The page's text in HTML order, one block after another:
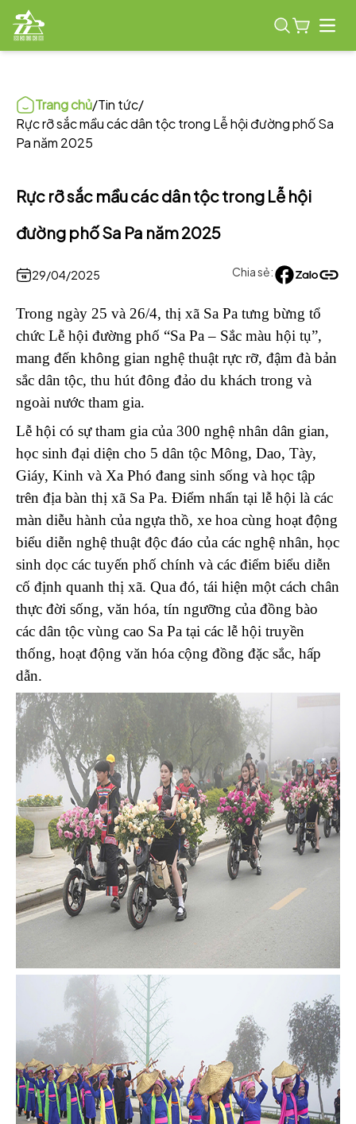
Trang chủ/Tin tức/
Rực rỡ sắc mầu các dân tộc trong Lễ hội đường phố Sa
Pa năm 2025
Rực rỡ sắc mầu các dân tộc trong Lễ hội
đường phố Sa Pa năm 2025
29/04/2025 Chia sẻ:
Trong ngày 25 và 26/4, thị xã Sa Pa tưng bừng tổ
chức Lễ hội đường phố “Sa Pa – Sắc màu hội tụ”,
mang đến không gian nghệ thuật rực rỡ, đậm đà bản
sắc dân tộc, thu hút đông đảo du khách trong và
ngoài nước tham gia.
Lễ hội có sự tham gia của 300 nghệ nhân dân gian,
học sinh đại diện cho 5 dân tộc Mông, Dao, Tày,
Giáy, Kinh và Xa Phó đang sinh sống và học tập
trên địa bàn thị xã Sa Pa. Điểm nhấn tại lễ hội là các
màn diễu hành của ngựa thồ, xe hoa cùng hoạt động
biểu diễn nghệ thuật độc đáo của các nghệ nhân, học
sinh dọc các tuyến phố chính và các điểm biểu diễn
cố định quanh thị xã. Qua đó, tái hiện một cách chân
thực đời sống, văn hóa, tín ngưỡng của đồng bào
các dân tộc vùng cao Sa Pa tại các lễ hội truyền
thống, hoạt động văn hóa cộng đồng đặc sắc, hấp
dẫn.